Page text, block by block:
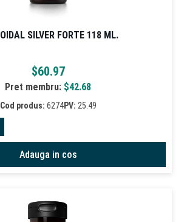
SILVER FORTE 118 ML.
$60.97
Pret membru: $42.68
Cod produs: 6274PV: 25.49
Adauga in cos